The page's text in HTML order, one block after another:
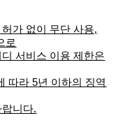
가 없이 무단 사용,
로
서비스 이용 제한은
따라 5년 이하의 징역
니다.